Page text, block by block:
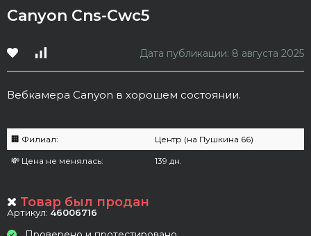
Canyon Cns-Cwc5
Дата публикации: 8 августа 2025
Вебкамера Canyon в хорошем состоянии.
🏢 Филиал: Центр (на Пушкина 66)
💸 Цена не менялась: 139 дн.
Товар был продан
Артикул: 46006716